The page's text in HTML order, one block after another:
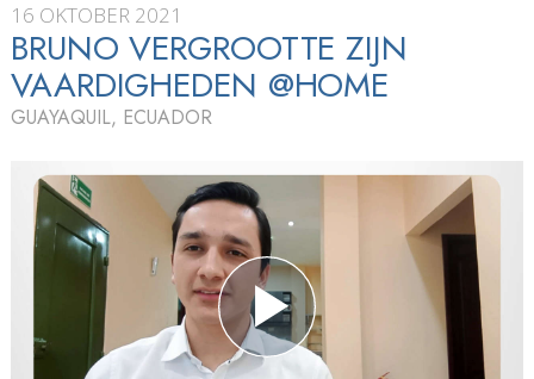
16 OKTOBER 2021
BRUNO VERGROOTTE ZIJN
VAARDIGHEDEN @HOME
GUAYAQUIL, ECUADOR